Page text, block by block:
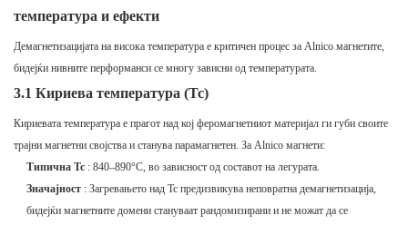
температура и ефекти
Демагнетизацијата на висока температура е критичен процес за Alnico магнетите,
бидејќи нивните перформанси се многу зависни од температурата.
3.1 Кириева температура (Tc)
Кириевата температура е прагот над кој феромагнетниот материјал ги губи своите
трајни магнетни својства и станува парамагнетен. За Alnico магнети:
Типична Tc : 840–890°C, во зависност од составот на легурата.
Значајност : Загревањето над Tc предизвикува неповратна демагнетизација,
бидејќи магнетните домени стануваат рандомизирани и не можат да се